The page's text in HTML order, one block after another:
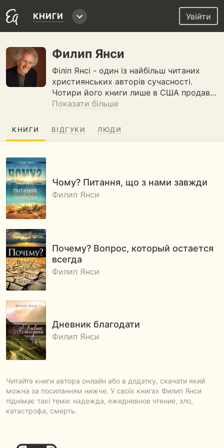
КНИГИ Увійти
Филип Янси
Філіп Янсі - один із найбільш читаних
християнських авторів сучасності.
Чотири його книги лише в США продав…
Показати більше
КНИГИ ВІДГУКИ ЛЮДИ
Чому? Питання, що з нами завжди
Филип Янси
Почему? Вопрос, который остается
всегда
Филип Янси
Дневник благодати
Филип Янси
Читайте книги автора онлайн або в додатку, скачати який
можна за посиланням нижче. У своїх книгах Филип Янси
піднімає такі теми: надежда, ежедневное чтение, зло,
катастрофа, смерть.